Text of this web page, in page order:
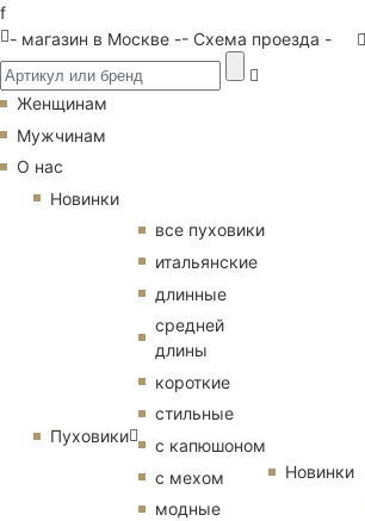
f
- магазин в Москве -- Схема проезда -
Женщинам
Мужчинам
О нас
Новинки
Пуховики
все пуховики
итальянские
длинные
средней
длины
короткие
стильные
с капюшоном
с мехом
модные
Новинки